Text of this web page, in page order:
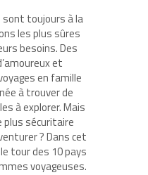
sont toujours à la
les plus sûres
besoins. Des
et
en famille
à trouver de
à explorer. Mais
sécuritaire
? Dans cet
tour des 10 pays
voyageuses.